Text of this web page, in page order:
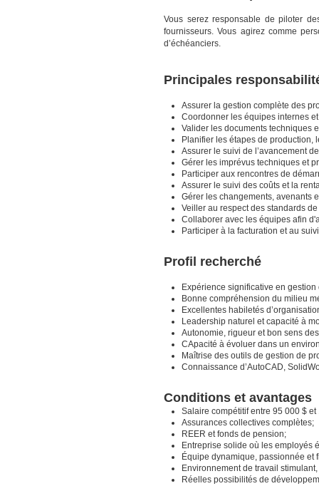
Vous serez responsable de piloter
fournisseurs. Vous agirez comme
d’échéanciers.
Principales
Assurer la gestion complète des
Coordonner les équipes internes
Valider les documents techniques
Planifier les étapes de production,
Assurer le suivi de l’avancement
Gérer les imprévus techniques et
Participer aux rencontres de
Assurer le suivi des coûts et la
Gérer les changements, avenants
Veiller au respect des standards
Collaborer avec les équipes afin
Participer à la facturation et au
Profil recherché
Expérience significative en
Bonne compréhension du milieu
Excellentes habiletés
Leadership naturel et capacité à
Autonomie, rigueur et bon sens
CApacité à évoluer dans un
Maîtrise des outils de gestion de
Connaissance d’AutoCAD,
Conditions et avantages
Salaire compétitif entre 95 000 $
Assurances collectives complètes;
REER et fonds de pension;
Entreprise solide où les employés
Équipe dynamique, passionnée et
Environnement de travail
Réelles possibilités de